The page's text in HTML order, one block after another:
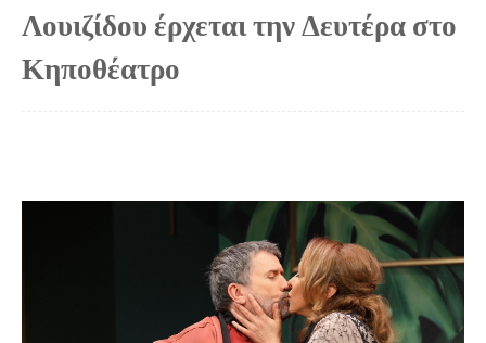
Λουιζίδου έρχεται την Δευτέρα στο
Κηποθέατρο